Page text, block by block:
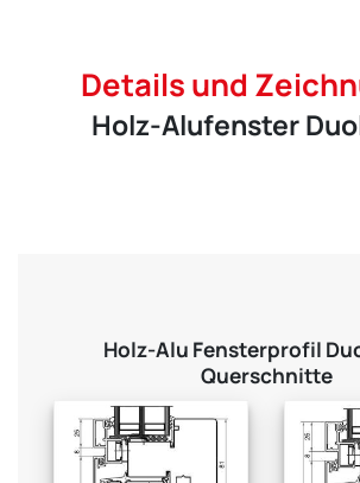
Details und
Holz-Alufenster
Holz-Alu Fensterprofil
Querschnitte